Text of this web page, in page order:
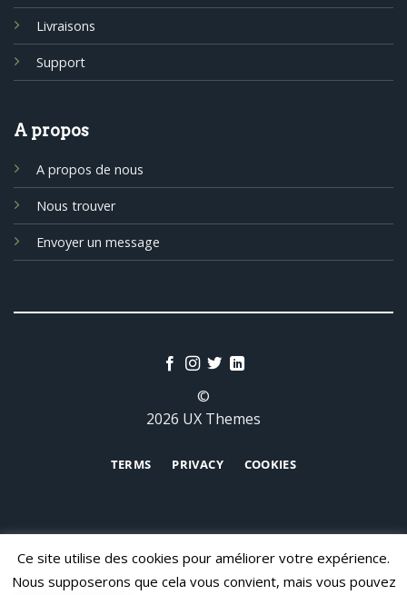
Livraisons
Support
A propos
A propos de nous
Nous trouver
Envoyer un message
©
2026 UX Themes
TERMS PRIVACY COOKIES
Ce site utilise des cookies pour améliorer votre expérience.
Nous supposerons que cela vous convient, mais vous pouvez